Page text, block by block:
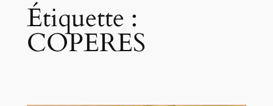
Étiquette :
COPERES